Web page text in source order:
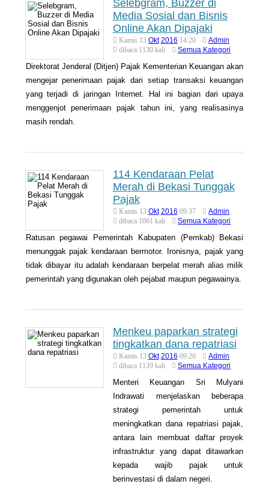
Selebgram, Buzzer di
Media Sosial dan Bisnis
Online Akan Dipajaki
Kamis 13 Okt 2016 14:20
Admin
dibaca 1130 kali
Semua Kategori
Direktorat Jenderal (Ditjen) Pajak Kementerian Keuangan akan
mengejar penerimaan pajak dari setiap transaksi keuangan
yang terjadi di jaringan Internet. Hal ini bagian dari upaya
menggenjot penerimaan pajak tahun ini, yang realisasinya
masih rendah.
114 Kendaraan Pelat
Merah di Bekasi Tunggak
Pajak
Kamis 13 Okt 2016 09:37
Admin
dibaca 1061 kali
Semua Kategori
Ratusan pegawai Pemerintah Kabupaten (Pemkab) Bekasi
menunggak pajak kendaraan bermotor. Ironisnya, pajak yang
tidak dibayar itu adalah kendaraan berpelat merah alias milik
pemerintah yang digunakan oleh pejabat maupun pegawainya.
Menkeu paparkan strategi
tingkatkan dana repatriasi
Kamis 13 Okt 2016 09:26
Admin
dibaca 1139 kali
Semua Kategori
Menteri Keuangan Sri Mulyani
Indrawati menjelaskan beberapa
strategi pemerintah untuk
meningkatkan dana repatriasi pajak,
antara lain membuat daftar proyek
infrastruktur yang dapat ditawarkan
kepada wajib pajak untuk
berinvestasi di dalam negeri.